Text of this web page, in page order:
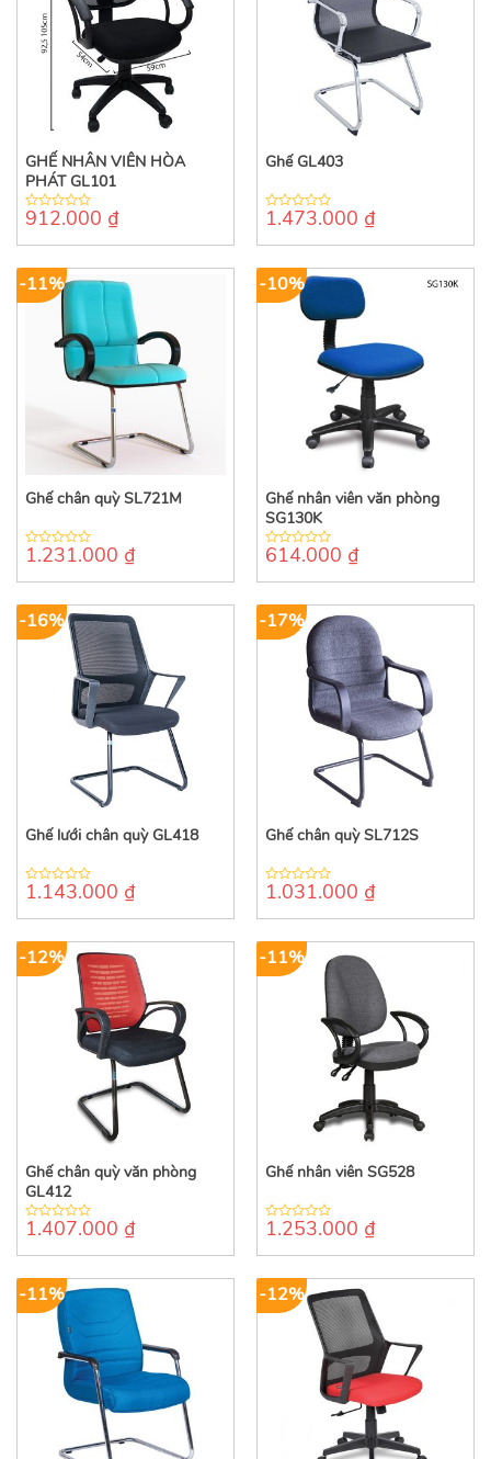
GHẾ NHÂN VIÊN HÒA
PHÁT GL101
0
of
912.000 ₫
Ghế GL403
0
of
1.473.000 ₫
-11%
Ghế chân quỳ SL721M
0
of
1.231.000 ₫
-10%
Ghế nhân viên văn phòng
SG130K
0
of
614.000 ₫
-16%
Ghế lưới chân quỳ GL418
0
of
1.143.000 ₫
-17%
Ghế chân quỳ SL712S
0
of
1.031.000 ₫
-12%
Ghế chân quỳ văn phòng
GL412
0
of
1.407.000 ₫
-11%
Ghế nhân viên SG528
0
of
1.253.000 ₫
-11% -12%